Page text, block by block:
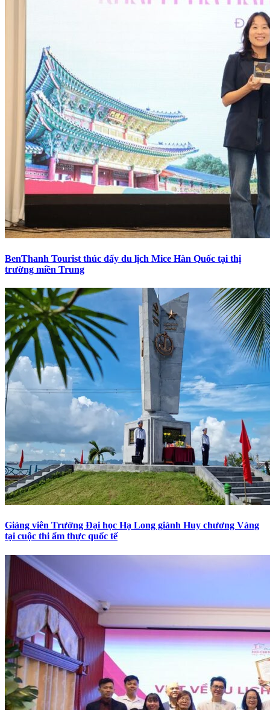
BenThanh Tourist thúc đẩy du lịch Mice Hàn Quốc tại thị
trường miền Trung
Giảng viên Trường Đại học Hạ Long giành Huy chương Vàng
tại cuộc thi ẩm thực quốc tế